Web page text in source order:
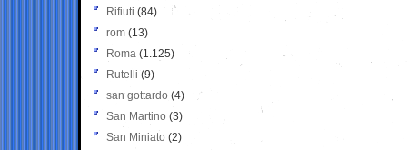
Rifiuti (84)
rom (13)
Roma (1.125)
Rutelli (9)
san gottardo (4)
San Martino (3)
San Miniato (2)